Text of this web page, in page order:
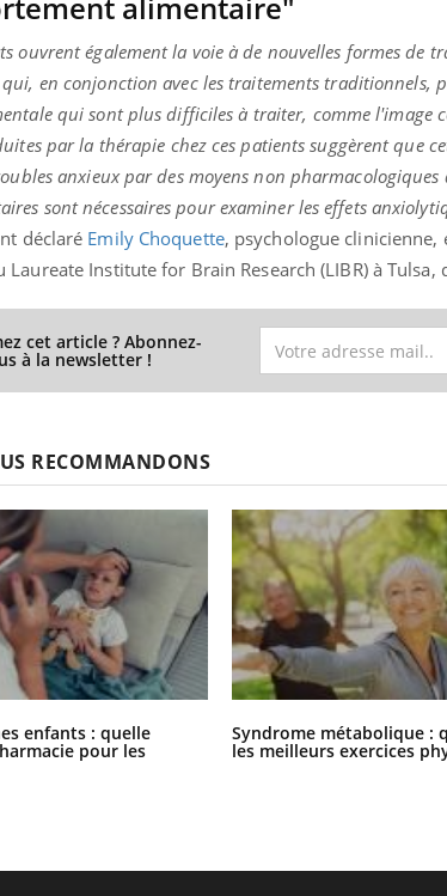
alimentaire"
ouvrent également la voie à de nouvelles formes de
en conjonction avec les traitements traditionnels,
qui sont plus difficiles à traiter, comme l'image
par la thérapie chez ces patients suggèrent que
anxieux par des moyens non pharmacologiques
sont nécessaires pour examiner les effets
déclaré Emily Choquette, psychologue clinicienne,
Laureate Institute for Brain Research (LIBR) à
cet article ? Abonnez-
à la newsletter !
RECOMMANDONS
enfants : quelle
pour les
Syndrome métabolique :
les meilleurs exercices